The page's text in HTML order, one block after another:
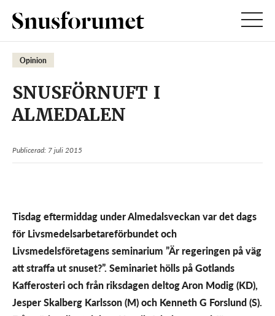
Opinion
SNUSFÖRNUFT I
ALMEDALEN
Publicerad: 7 juli 2015
Tisdag eftermiddag under Almedalsveckan var det dags
för Livsmedelsarbetareförbundet och
Livsmedelsföretagens seminarium ”Är regeringen på väg
att straffa ut snuset?”. Seminariet hölls på Gotlands
Kafferosteri och från riksdagen deltog Aron Modig (KD),
Jesper Skalberg Karlsson (M) och Kenneth G Forslund (S).